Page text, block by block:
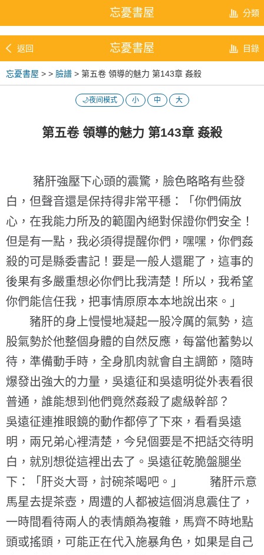
忘憂書屋 分類
返回 忘憂書屋 目錄
忘憂書屋 > > 臉譜 > 第五卷 領導的魅力 第143章 姦殺
🌙夜间模式 小 中 大
第五卷 領導的魅力 第143章 姦殺
豬肝強壓下心頭的震驚，臉色略略有些發
白，但聲音還是保持得非常平穩：「你們倆放
心，在我能力所及的範圍內絕對保證你們安全！
但是有一點，我必須得提醒你們，嘿嘿，你們姦
殺的可是縣委書記！要是一般人還罷了，這事的
後果有多嚴重想必你們比我清楚！所以，我希望
你們能信任我，把事情原原本本地說出來。」
豬肝的身上慢慢地凝起一股冷厲的氣勢，這
股氣勢於他整個身體的自然反應，每當他蓄勢以
待，準備動手時，全身肌肉就會自主調節，隨時
爆發出強大的力量，吳遠征和吳遠明從外表看很
普通，誰能想到他們竟然姦殺了處級幹部？
吳遠征連推眼鏡的動作都停了下來，看看吳遠
明，兩兄弟心裡清楚，今兒個要是不把話交待明
白，就別想從這裡出去了。吳遠征乾脆盤腿坐
下：「肝炎大哥，討碗茶喝吧。」 豬肝示意
馬星去提茶壺，周遭的人都被這個消息震住了，
一時間看待兩人的表情頗為複雜，馬齊不時地點
頭或搖頭，可能正在代入施暴角色，如果是自己